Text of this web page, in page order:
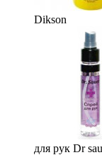
Dikson
для рук Dr